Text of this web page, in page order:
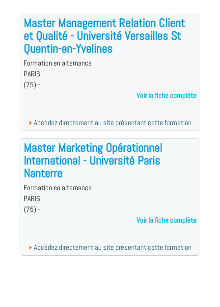
Master Management Relation Client
et Qualité - Université Versailles St
Quentin-en-Yvelines
Formation en alternance
PARIS
(75) -
Voir la fiche complète
Accédez directement au site présentant cette formation
Master Marketing Opérationnel
International - Université Paris
Nanterre
Formation en alternance
PARIS
(75) -
Voir la fiche complète
Accédez directement au site présentant cette formation